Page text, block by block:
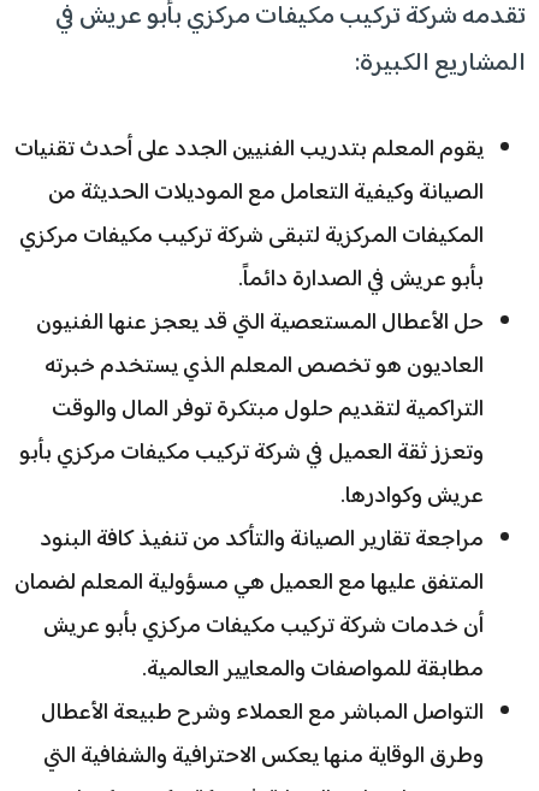
تقدمه شركة تركيب مكيفات مركزي بأبو عريش في
المشاريع الكبيرة:
يقوم المعلم بتدريب الفنيين الجدد على أحدث تقنيات
الصيانة وكيفية التعامل مع الموديلات الحديثة من
المكيفات المركزية لتبقى شركة تركيب مكيفات مركزي
بأبو عريش في الصدارة دائماً.
حل الأعطال المستعصية التي قد يعجز عنها الفنيون
العاديون هو تخصص المعلم الذي يستخدم خبرته
التراكمية لتقديم حلول مبتكرة توفر المال والوقت
وتعزز ثقة العميل في شركة تركيب مكيفات مركزي بأبو
عريش وكوادرها.
مراجعة تقارير الصيانة والتأكد من تنفيذ كافة البنود
المتفق عليها مع العميل هي مسؤولية المعلم لضمان
أن خدمات شركة تركيب مكيفات مركزي بأبو عريش
مطابقة للمواصفات والمعايير العالمية.
التواصل المباشر مع العملاء وشرح طبيعة الأعطال
وطرق الوقاية منها يعكس الاحترافية والشفافية التي